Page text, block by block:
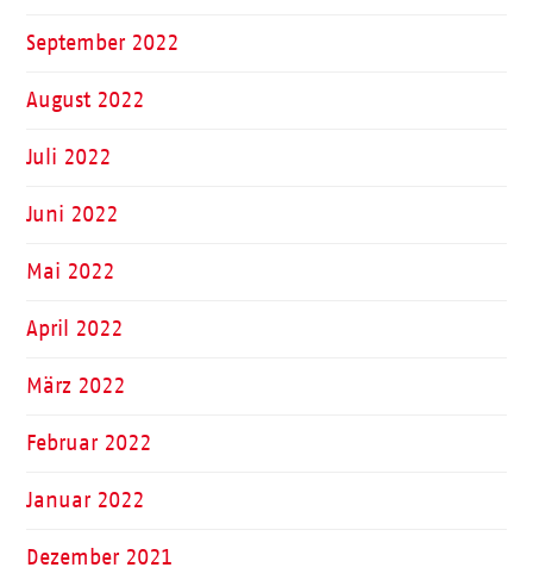
September 2022
August 2022
Juli 2022
Juni 2022
Mai 2022
April 2022
März 2022
Februar 2022
Januar 2022
Dezember 2021